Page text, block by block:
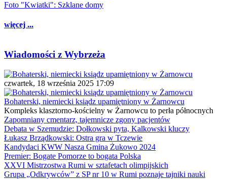
Foto "Kwiatki": Szklane domy
więcej ...
Wiadomości z Wybrzeża
czwartek, 18 września 2025 17:09
Bohaterski, niemiecki ksiądz upamiętniony w Żarnowcu
Kompleks klasztorno-kościelny w Żarnowcu to perła północnych
Zapomniany cmentarz, tajemnicze zgony pacjentów
Debata w Szemudzie: Dołkowski pyta, Kalkowski kluczy
Łukasz Brządkowski: Ostra gra w Tczewie
Kandydaci KWW Nasza Gmina Żukowo 2024
Premier: Bogate Pomorze to bogata Polska
XXVI Mistrzostwa Rumi w sztafetach olimpijskich
Grupa „Odkrywców” z SP nr 10 w Rumi poznaje tajniki nauki